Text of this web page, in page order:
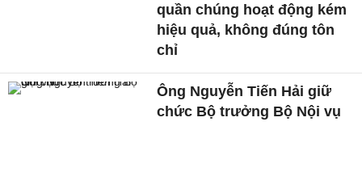
quần chúng hoạt động kém
hiệu quả, không đúng tôn
chỉ
Ông Nguyễn Tiến Hải giữ
chức Bộ trưởng Bộ Nội vụ